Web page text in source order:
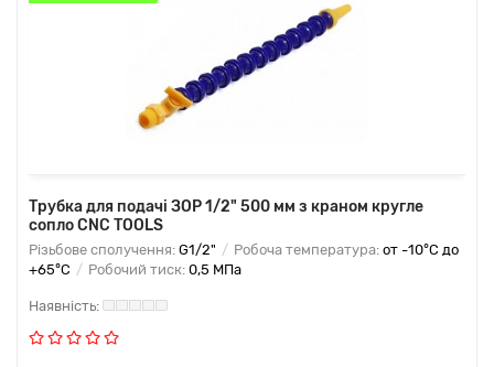
Трубка для подачі ЗОР 1/2" 500 мм з краном кругле
сопло CNC TOOLS
Різьбове сполучення: G1/2" Робоча температура: от -10°C до
+65°C
Робочий тиск: 0,5 МПа